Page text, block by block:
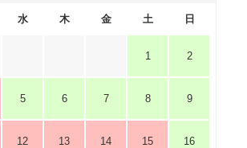
水 木 金 土 日
1 2
5 6 7 8 9
12 13 14 15 16